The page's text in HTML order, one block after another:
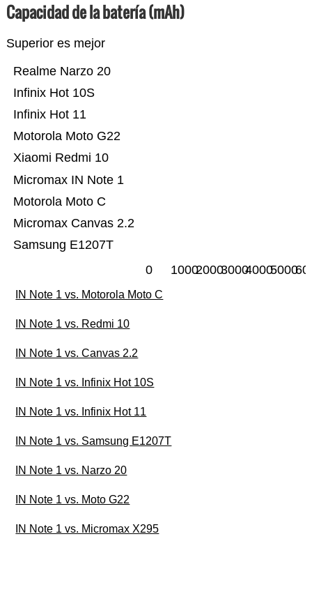
Capacidad de la batería (mAh)
Superior es mejor
Samsung E1207T
Micromax Canvas 2.2
Motorola Moto C
Micromax IN Note 1
Xiaomi Redmi 10
Motorola Moto G22
Infinix Hot 11
Infinix Hot 10S
Realme Narzo 20
0 10002000300040005000
IN Note 1 vs. Motorola Moto C
IN Note 1 vs. Redmi 10
IN Note 1 vs. Canvas 2.2
IN Note 1 vs. Infinix Hot 10S
IN Note 1 vs. Infinix Hot 11
IN Note 1 vs. Samsung E1207T
IN Note 1 vs. Narzo 20
IN Note 1 vs. Moto G22
IN Note 1 vs. Micromax X295